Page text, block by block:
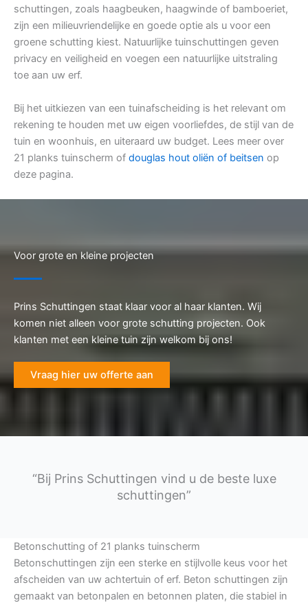
schuttingen, zoals haagbeuken, haagwinde of bamboeriet,
zijn een milieuvriendelijke en goede optie als u voor een
groene schutting kiest. Natuurlijke tuinschuttingen geven
privacy en veiligheid en voegen een natuurlijke uitstraling
toe aan uw erf.
Bij het uitkiezen van een tuinafscheiding is het relevant om
rekening te houden met uw eigen voorliefdes, de stijl van de
tuin en woonhuis, en uiteraard uw budget. Lees meer over
21 planks tuinscherm of douglas hout oliën of beitsen op
deze pagina.
Voor grote en kleine projecten
Prins Schuttingen staat klaar voor al haar klanten. Wij
komen niet alleen voor grote schutting projecten. Ook
klanten met een kleine tuin zijn welkom bij ons!
Vraag hier uw offerte aan
“Bij Prins Schuttingen vind u de beste luxe
schuttingen”
Betonschutting of 21 planks tuinscherm
Betonschuttingen zijn een sterke en stijlvolle keus voor het
afscheiden van uw achtertuin of erf. Beton schuttingen zijn
gemaakt van betonpalen en betonnen platen, die stabiel in